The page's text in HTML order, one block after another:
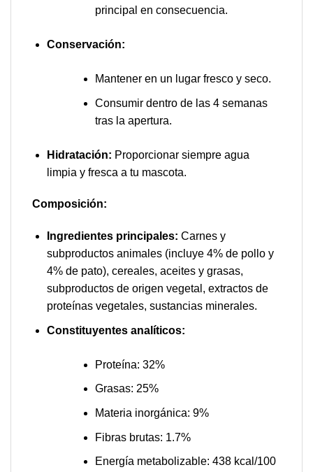
principal en consecuencia.
Conservación:
Mantener en un lugar fresco y seco.
Consumir dentro de las 4 semanas
tras la apertura.
Hidratación: Proporcionar siempre agua
limpia y fresca a tu mascota.
Composición:
Ingredientes principales: Carnes y
subproductos animales (incluye 4% de pollo y
4% de pato), cereales, aceites y grasas,
subproductos de origen vegetal, extractos de
proteínas vegetales, sustancias minerales.
Constituyentes analíticos:
Proteína: 32%
Grasas: 25%
Materia inorgánica: 9%
Fibras brutas: 1.7%
Energía metabolizable: 438 kcal/100